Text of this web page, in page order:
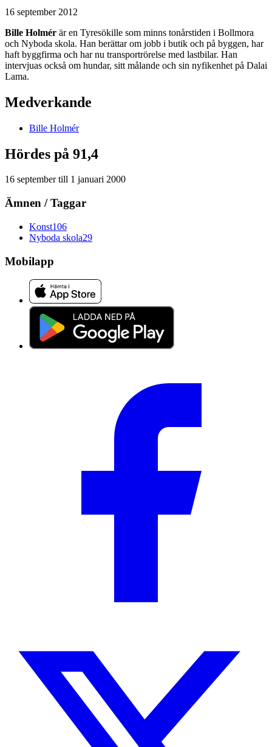
16 september 2012
Bille Holmér är en Tyresökille som minns tonårstiden i Bollmora
och Nyboda skola. Han berättar om jobb i butik och på byggen, har
haft byggfirma och har nu transportrörelse med lastbilar. Han
intervjuas också om hundar, sitt målande och sin nyfikenhet på Dalai
Lama.
Medverkande
Bille Holmér
Hördes på 91,4
16 septembertill 1 januari 2000
Ämnen / Taggar
Konst106
Nyboda skola29
Mobilapp